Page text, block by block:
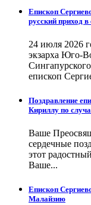
Епископ
русский приход
24 июля 2026
экзарха Юго-
епископ
Поздравление
Кириллу по
Ваше
сердечные
этот
Ваше...
Епископ
Малайзию